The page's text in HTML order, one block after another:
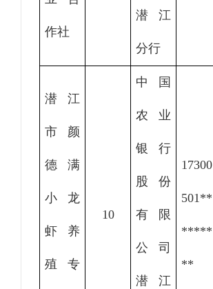
作社
潜江
分行
潜江
市颜
德满
小龙
虾养
殖专
10
中国
农业
银行
股份
有限
公司
潜江
17300
501**
*****
**